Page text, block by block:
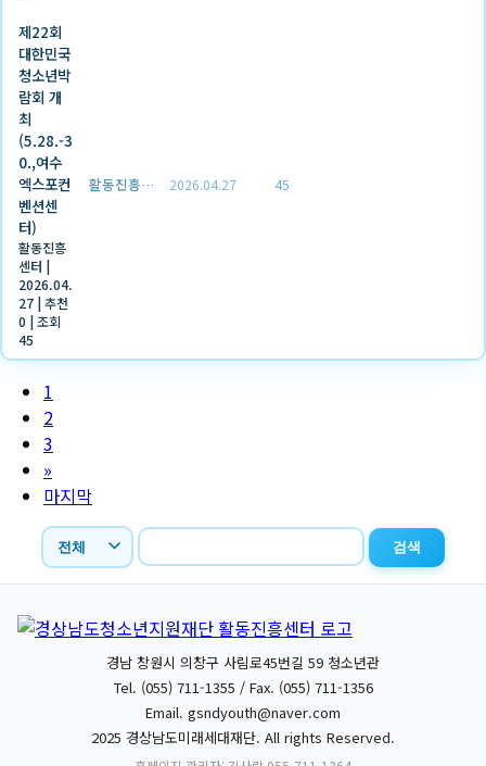
제22회
대한민국
청소년박
람회 개
최
(5.28.-3
0.,여수
엑스포컨
벤션센
터)
활동진흥
센터 |
2026.04.
27 |추천
0 |조회
45
활동진흥센터 2026.04.27 45
1
2
3
»
마지막
검색
경남 창원시 의창구 사림로45번길 59 청소년관
Tel. (055) 711-1355 / Fax. (055) 711-1356
Email. gsndyouth@naver.com
2025 경상남도미래세대재단. All rights Reserved.